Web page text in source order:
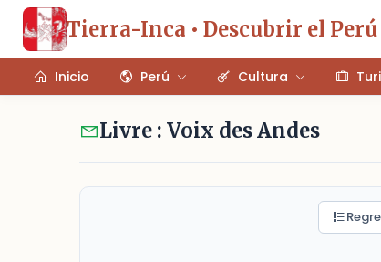
Tierra-Inca • Descubrir el Perú
Inicio Perú Cultura
Livre : Voix des Andes